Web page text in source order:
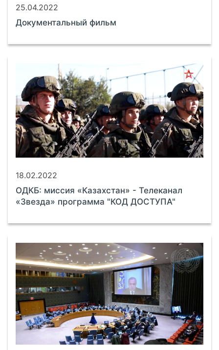
25.04.2022
Документальный фильм
18.02.2022
ОДКБ: миссия «Казахстан» - Телеканал
«Звезда» программа "КОД ДОСТУПА"